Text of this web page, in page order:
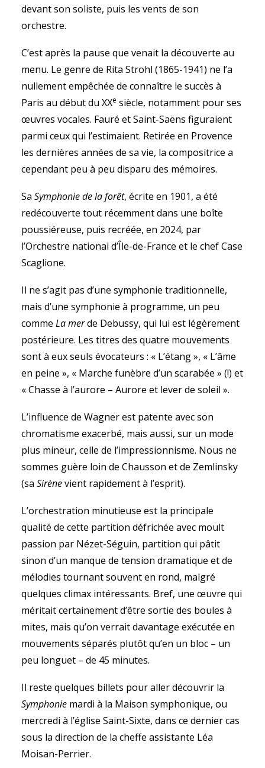
devant son soliste, puis les vents de son
orchestre.
C’est après la pause que venait la découverte au
menu. Le genre de Rita Strohl (1865-1941) ne l’a
nullement empêchée de connaître le succès à
Paris au début du XXe siècle, notamment pour ses
œuvres vocales. Fauré et Saint-Saëns figuraient
parmi ceux qui l’estimaient. Retirée en Provence
les dernières années de sa vie, la compositrice a
cependant peu à peu disparu des mémoires.
Sa Symphonie de la forêt, écrite en 1901, a été
redécouverte tout récemment dans une boîte
poussiéreuse, puis recréée, en 2024, par
l’Orchestre national d’Île-de-France et le chef Case
Scaglione.
Il ne s’agit pas d’une symphonie traditionnelle,
mais d’une symphonie à programme, un peu
comme La merde Debussy, qui lui est légèrement
postérieure. Les titres des quatre mouvements
sont à eux seuls évocateurs : « L’étang », « L’âme
en peine », « Marche funèbre d’un scarabée » (!) et
« Chasse à l’aurore – Aurore et lever de soleil ».
L’influence de Wagner est patente avec son
chromatisme exacerbé, mais aussi, sur un mode
plus mineur, celle de l’impressionnisme. Nous ne
sommes guère loin de Chausson et de Zemlinsky
(sa Sirènevient rapidement à l’esprit).
L’orchestration minutieuse est la principale
qualité de cette partition défrichée avec moult
passion par Nézet-Séguin, partition qui pâtit
sinon d’un manque de tension dramatique et de
mélodies tournant souvent en rond, malgré
quelques climax intéressants. Bref, une œuvre qui
méritait certainement d’être sortie des boules à
mites, mais qu’on verrait davantage exécutée en
mouvements séparés plutôt qu’en un bloc – un
peu longuet – de 45 minutes.
Il reste quelques billets pour aller découvrir la
Symphonie mardi à la Maison symphonique, ou
mercredi à l’église Saint-Sixte, dans ce dernier cas
sous la direction de la cheffe assistante Léa
Moisan-Perrier.